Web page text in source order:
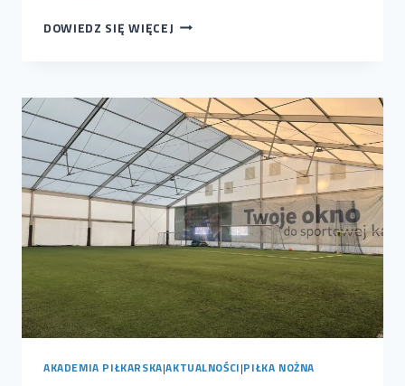
DOWIEDZ SIĘ WIĘCEJ WRACAMY
RUNDY
WIOSENNEJ
IV
LIGI
AKADEMIA PIŁKARSKA|AKTUALNOŚCI|PIŁKA NOŻNA